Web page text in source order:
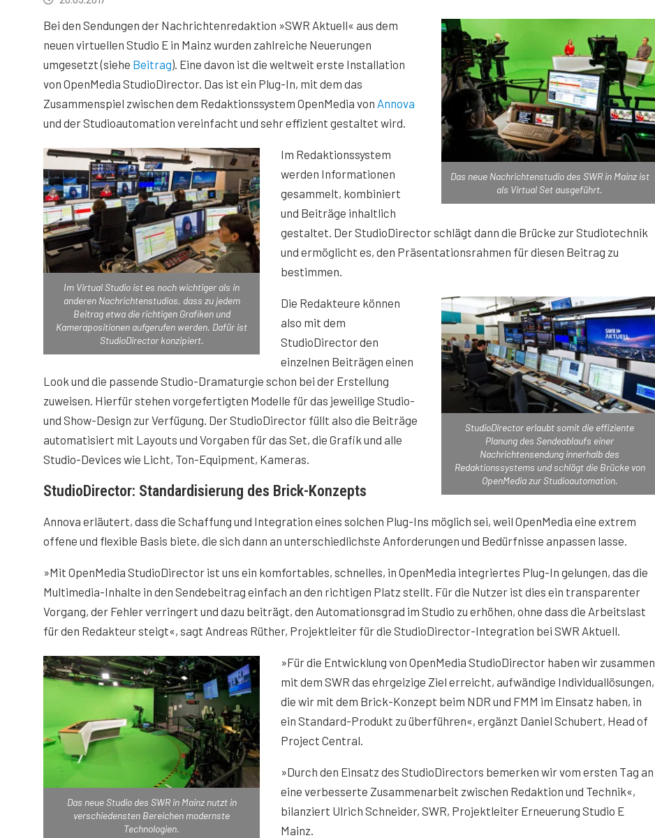
Das neue Nachrichtenstudio des SWR in Mainz ist
als Virtual Set ausgeführt.
Bei den Sendungen der Nachrichtenredaktion »SWR Aktuell« aus dem
neuen virtuellen Studio E in Mainz wurden zahlreiche Neuerungen
umgesetzt (siehe Beitrag). Eine davon ist die weltweit erste Installation
von OpenMedia StudioDirector. Das ist ein Plug-In, mit dem das
Zusammenspiel zwischen dem Redaktionssystem OpenMedia von Annova
und der Studioautomation vereinfacht und sehr effizient gestaltet wird.
Im Virtual Studio ist es noch wichtiger als in
anderen Nachrichtenstudios, dass zu jedem
Beitrag etwa die richtigen Grafiken und
Kamerapositionen aufgerufen werden. Dafür ist
StudioDirector konzipiert.
Im Redaktionssystem
werden Informationen
gesammelt, kombiniert
und Beiträge inhaltlich
gestaltet. Der StudioDirector schlägt dann die Brücke zur Studiotechnik
und ermöglicht es, den Präsentationsrahmen für diesen Beitrag zu
bestimmen.
StudioDirector erlaubt somit die effiziente
Planung des Sendeablaufs einer
Nachrichtensendung innerhalb des
Redaktionssystems und schlägt die Brücke von
OpenMedia zur Studioautomation.
Die Redakteure können
also mit dem
StudioDirector den
einzelnen Beiträgen einen
Look und die passende Studio-Dramaturgie schon bei der Erstellung
zuweisen. Hierfür stehen vorgefertigten Modelle für das jeweilige Studio-
und Show-Design zur Verfügung. Der StudioDirector füllt also die Beiträge
automatisiert mit Layouts und Vorgaben für das Set, die Grafik und alle
Studio-Devices wie Licht, Ton-Equipment, Kameras.
StudioDirector: Standardisierung des Brick-Konzepts
Annova erläutert, dass die Schaffung und Integration eines solchen Plug-Ins möglich sei, weil OpenMedia eine extrem
offene und flexible Basis biete, die sich dann an unterschiedlichste Anforderungen und Bedürfnisse anpassen lasse.
»Mit OpenMedia StudioDirector ist uns ein komfortables, schnelles, in OpenMedia integriertes Plug-In gelungen, das die
Multimedia-Inhalte in den Sendebeitrag einfach an den richtigen Platz stellt. Für die Nutzer ist dies ein transparenter
Vorgang, der Fehler verringert und dazu beiträgt, den Automationsgrad im Studio zu erhöhen, ohne dass die Arbeitslast
für den Redakteur steigt«, sagt Andreas Rüther, Projektleiter für die StudioDirector-Integration bei SWR Aktuell.
Das neue Studio des SWR in Mainz nutzt in
verschiedensten Bereichen modernste
Technologien.
»Für die Entwicklung von OpenMedia StudioDirector haben wir zusammen
mit dem SWR das ehrgeizige Ziel erreicht, aufwändige Individuallösungen,
die wir mit dem Brick-Konzept beim NDR und FMM im Einsatz haben, in
ein Standard-Produkt zu überführen«, ergänzt Daniel Schubert, Head of
Project Central.
»Durch den Einsatz des StudioDirectors bemerken wir vom ersten Tag an
eine verbesserte Zusammenarbeit zwischen Redaktion und Technik«,
bilanziert Ulrich Schneider, SWR, Projektleiter Erneuerung Studio E
Mainz.